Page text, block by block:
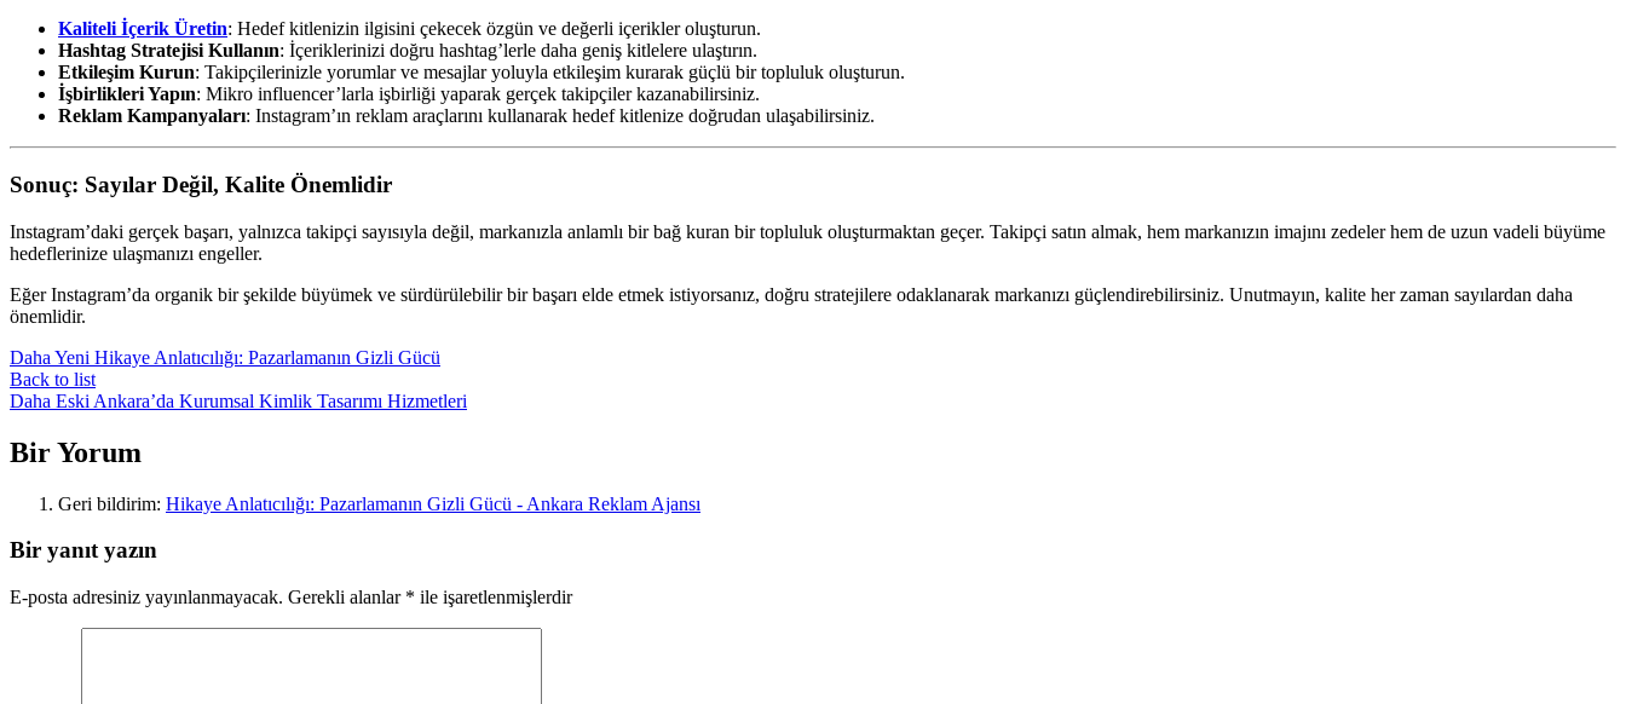
Kaliteli İçerik Üretin: Hedef kitlenizin ilgisini çekecek özgün ve değerli içerikler oluşturun.
Hashtag Stratejisi Kullanın: İçeriklerinizi doğru hashtag’lerle daha geniş kitlelere ulaştırın.
Etkileşim Kurun: Takipçilerinizle yorumlar ve mesajlar yoluyla etkileşim kurarak güçlü bir topluluk oluşturun.
İşbirlikleri Yapın: Mikro influencer’larla işbirliği yaparak gerçek takipçiler kazanabilirsiniz.
Reklam Kampanyaları: Instagram’ın reklam araçlarını kullanarak hedef kitlenize doğrudan ulaşabilirsiniz.
Sonuç: Sayılar Değil, Kalite Önemlidir
Instagram’daki gerçek başarı, yalnızca takipçi sayısıyla değil, markanızla anlamlı bir bağ kuran bir topluluk oluşturmaktan geçer. Takipçi satın almak, hem markanızın imajını zedeler hem de uzun vadeli büyüme
hedeflerinize ulaşmanızı engeller.
Eğer Instagram’da organik bir şekilde büyümek ve sürdürülebilir bir başarı elde etmek istiyorsanız, doğru stratejilere odaklanarak markanızı güçlendirebilirsiniz. Unutmayın, kalite her zaman sayılardan daha
önemlidir.
Daha Yeni Hikaye Anlatıcılığı: Pazarlamanın Gizli Gücü
Back to list
Daha Eski Ankara’da Kurumsal Kimlik Tasarımı Hizmetleri
Bir Yorum
Geri bildirim: Hikaye Anlatıcılığı: Pazarlamanın Gizli Gücü - Ankara Reklam Ajansı
Bir yanıt yazın
E-posta adresiniz yayınlanmayacak. Gerekli alanlar * ile işaretlenmişlerdir